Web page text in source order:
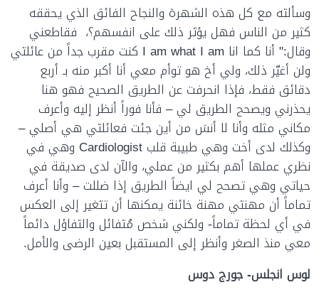
وسألته مع كل هذه الشهرة والنجاح الفائق الذي يحققه
كثير من الناس فهل يؤثر ذلك على انفسهم؟، فقاطعني
وقال:" أنا كما انا I am what I am كنت مقرب جداً من عائلتي
ولن أغيّر ذلك، ولي أخ هو توأم معي أنا أكبر منه بـ أربع
دقائق فقط، فإذا انحرفت عن الطريق الصحيح فهو هنا
يحذرني ويصحح الطريق لي – فأنا فوراً أنظر إليه وأعرف
مكاني مثله وأنا لا أنسَ من أين جئت فعائلتي هي أصلي –
وكذلك لدى أخت وهي طبيبة قلبCardiologist وهي في
نظري عملها أهم بكثير من عملي، والآن لدى صديقة في
حياتي وهي تصحح لي ايضاً الطريق إذا ضللت – وأنا أعرف
تماماً أن مهنتي مهنة خائنة يمكنها أن تتغير إلى العكس
في أي لحظة تماماً- ولكني شخص مُتفائل والتفاؤل دائماً
معي منذ الصغر وأنظر إلى المستقبل بعين الرضى والأمل.
لوس انجلس- جورج دوس